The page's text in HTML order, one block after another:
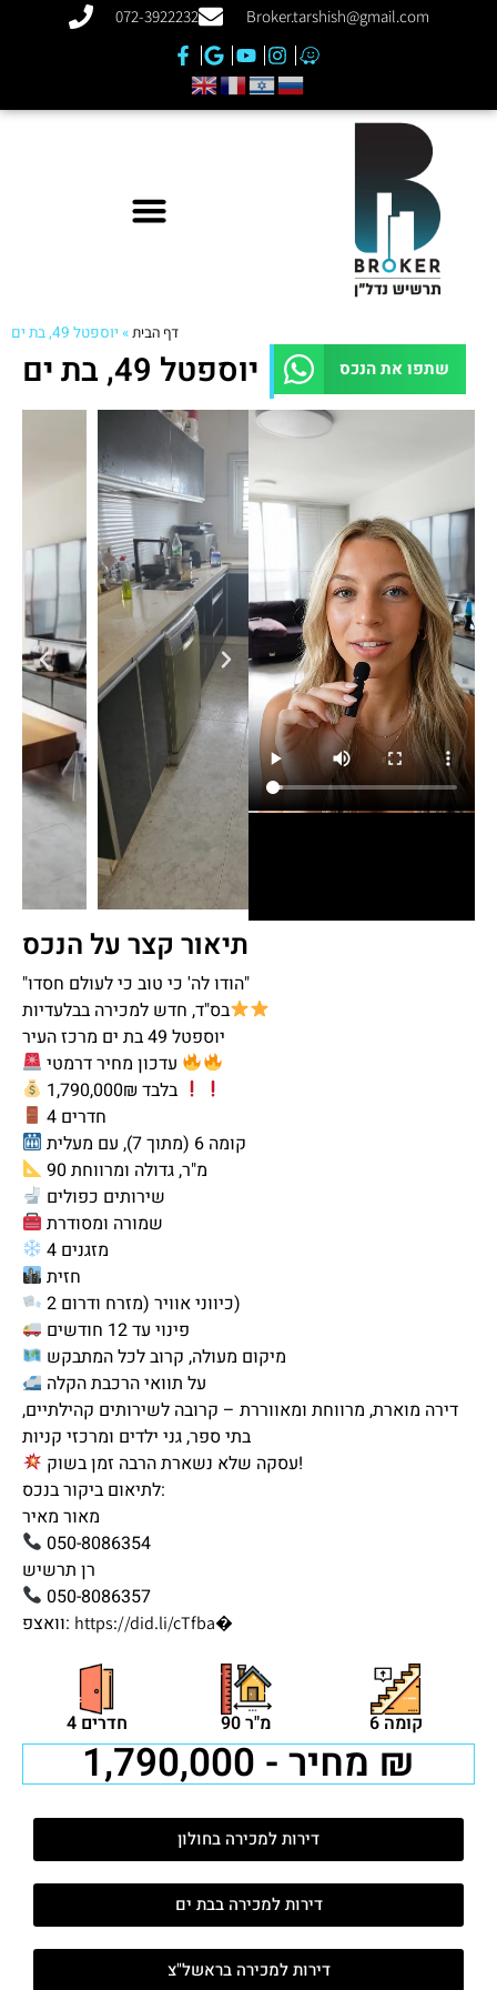
072-3922232 Broker.tarshish@gmail.com
דף הבית» יוספטל 49, בת ים
יוספטל 49, בת ים שתפו את הנכס
תיאור קצר על הנכס
"הודו לה' כי טוב כי לעולם חסדו"
בס"ד, חדש למכירה בבלעדיות
יוספטל 49 בת ים מרכז העיר
4 חדרים
קומה 6 (מתוך 7), עם מעלית
90 מ"ר, גדולה ומרווחת
שירותים כפולים
שמורה ומסודרת
4 מזגנים
חזית
2 כיווני אוויר (מזרח ודרום)
פינוי עד 12 חודשים
מיקום מעולה, קרוב לכל המתבקש
על תוואי הרכבת הקלה
דירה מוארת, מרווחת ומאווררת – קרובה לשירותים קהילתיים,
בתי ספר, גני ילדים ומרכזי קניות
עסקה שלא נשארת הרבה זמן בשוק!
לתיאום ביקור בנכס:
מאור מאיר
050-8086354
רן תרשיש
050-8086357
וואצפ: https://did.li/cTfba⁠�
4 חדרים 90 מ"ר קומה 6
מחיר - 1,790,000 ₪
דירות למכירה בחולון
דירות למכירה בבת ים
דירות למכירה בראשל"צ